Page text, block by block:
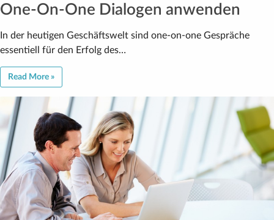
One-On-One Dialogen anwenden
In der heutigen Geschäftswelt sind one-on-one Gespräche
essentiell für den Erfolg des…
Read More »